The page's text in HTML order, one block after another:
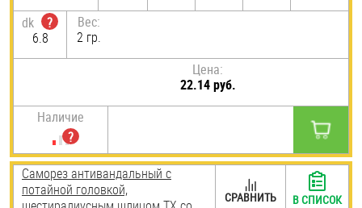
dk
?
6.8
Вес:
2 гр.
Цена:
22.14 руб.
Наличие
Саморез антивандальный с
потайной головкой,
СРАВНИТЬ В СПИСОК